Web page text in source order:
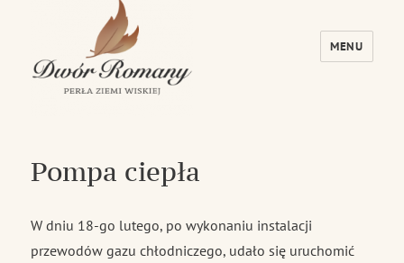
MENU
Pompa ciepła
W dniu 18-go lutego, po wykonaniu instalacji
przewodów gazu chłodniczego, udało się uruchomić